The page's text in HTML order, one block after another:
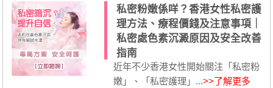
私密粉嫩係咩？香港女性私密護
理方法、療程價錢及注意事項｜
私密處色素沉澱原因及安全改善
指南
近年不少香港女性開始關注「私密粉
嫩」、「私密護理」...>>了解更多